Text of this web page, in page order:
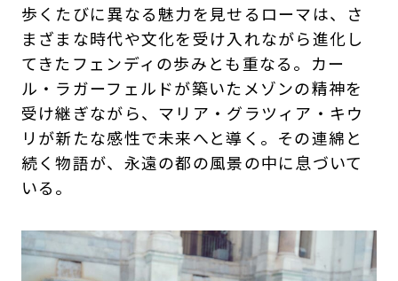
歩くたびに異なる魅力を見せるローマは、さ
まざまな時代や文化を受け入れながら進化し
てきたフェンディの歩みとも重なる。カー
ル・ラガーフェルドが築いたメゾンの精神を
受け継ぎながら、マリア・グラツィア・キウ
リが新たな感性で未来へと導く。その連綿と
続く物語が、永遠の都の風景の中に息づいて
いる。